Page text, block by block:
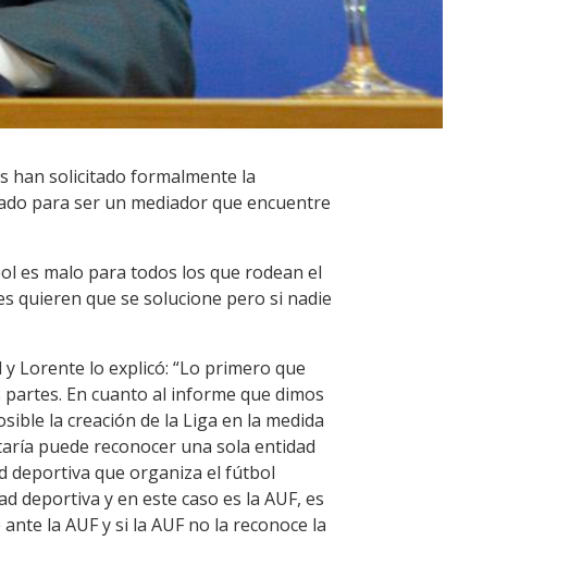
han solicitado formalmente la
para ser un mediador que encuentre
es malo para todos los que rodean el
quieren que se solucione pero si nadie
Lorente lo explicó: “Lo primero que
En cuanto al informe que dimos
la creación de la Liga en la medida
puede reconocer una sola entidad
deportiva que organiza el fútbol
deportiva y en este caso es la AUF, es
la AUF y si la AUF no la reconoce la